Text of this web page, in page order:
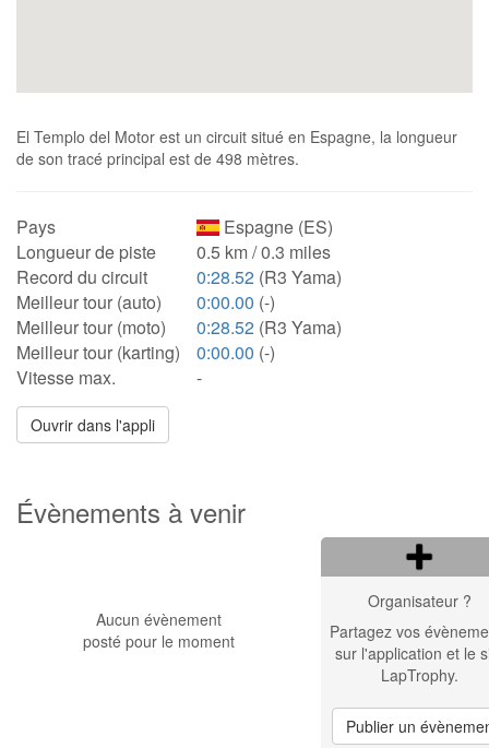
El Templo del Motor est un circuit situé en Espagne, la longueur
de son tracé principal est de 498 mètres.
Pays
Espagne (ES)
Longueur de piste
0.5 km / 0.3 miles
Record du circuit
0:28.52 (R3 Yama)
Meilleur tour (auto)
0:00.00 (-)
Meilleur tour (moto)
0:28.52 (R3 Yama)
Meilleur tour (karting)
0:00.00 (-)
Vitesse max.
-
Ouvrir dans l'appli
Évènements à venir
Aucun évènement
posté pour le moment
Organisateur ?
Partagez vos
sur l'application et le
LapTrophy.
Publier un